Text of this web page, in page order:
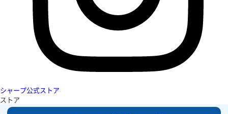
シャープ公式ストア
ストア